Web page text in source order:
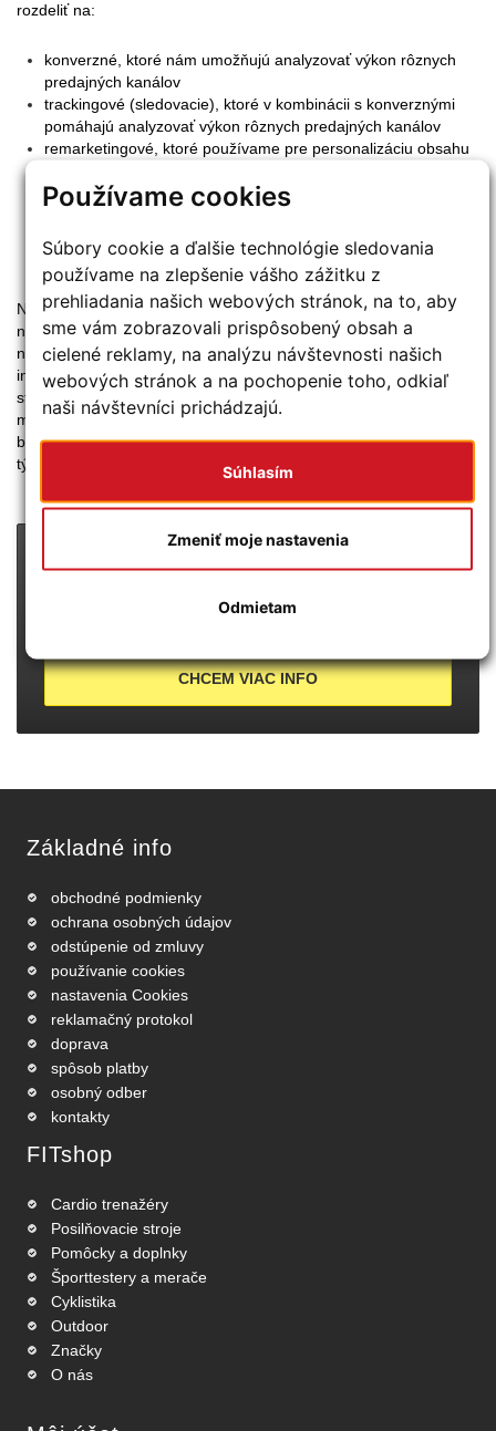
Používame cookies
Súbory cookie a ďalšie technológie sledovania
používame na zlepšenie vášho zážitku z
prehliadania našich webových stránok, na to, aby
sme vám zobrazovali prispôsobený obsah a
cielené reklamy, na analýzu návštevnosti našich
webových stránok a na pochopenie toho, odkiaľ
naši návštevníci prichádzajú.
Súhlasím
Odmietam
Zmeniť moje nastavenia
rozdeliť na:
konverzné, ktoré nám umožňujú analyzovať výkon rôznych
predajných kanálov
trackingové (sledovacie), ktoré v kombinácii s konverznými
pomáhajú analyzovať výkon rôznych predajných kanálov
remarketingové, ktoré používame pre personalizáciu obsahu
analytické, ktoré nám pomáhajú zvýšiť užívateľské pohodlie
používajú
esenciálne, ktoré sú dôležité pre základnú funkčnosť webu
Niektoré súbory cookie môžu zbierať informácie, ktoré sú
následne využité tretími stranami a ktoré napr. priamo podporujú
naše reklamné aktivity (tzv. "Cookie tretej strany"). Napríklad
informácie o produktoch nakupovaných návštevníkov na našich
stránkach môžu byť zobrazené reklamnou agentúrou, aby sme
mohli lepšie prispôsobiť zobrazenie internetových reklamných
bannerov na Vami zobrazovaných webových stránkach. Podľa
týchto údajov Vás však nemožno identifikovať.
PRIPRAVUJEME
CHCEM VIAC INFO
Základné info
obchodné podmienky
ochrana osobných údajov
odstúpenie od zmluvy
používanie cookies
nastavenia Cookies
reklamačný protokol
doprava
spôsob platby
osobný odber
kontakty
FITshop
Cardio trenažéry
Posilňovacie stroje
Pomôcky a doplnky
Športtestery a merače
Cyklistika
Outdoor
Značky
O nás